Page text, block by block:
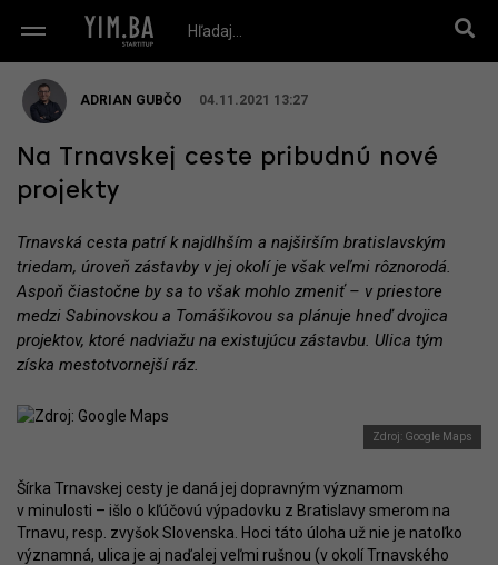
ADRIAN GUBČO 04.11.2021 13:27
Na Trnavskej ceste pribudnú nové
projekty
Trnavská cesta patrí k najdlhším a najširším bratislavským
triedam, úroveň zástavby v jej okolí je však veľmi rôznorodá.
Aspoň čiastočne by sa to však mohlo zmeniť – v priestore
medzi Sabinovskou a Tomášikovou sa plánuje hneď dvojica
projektov, ktoré nadviažu na existujúcu zástavbu. Ulica tým
získa mestotvornejší ráz.
Zdroj: Google Maps
Šírka Trnavskej cesty je daná jej dopravným významom
v minulosti – išlo o kľúčovú výpadovku z Bratislavy smerom na
Trnavu, resp. zvyšok Slovenska. Hoci táto úloha už nie je natoľko
významná, ulica je aj naďalej veľmi rušnou (v okolí Trnavského